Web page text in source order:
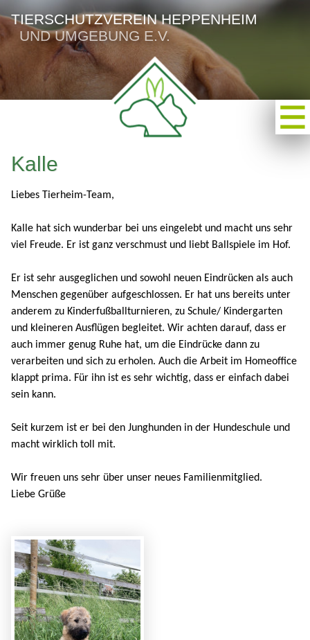
TIERSCHUTZVEREIN HEPPENHEIM
UND UMGEBUNG E.V.
Kalle
Liebes Tierheim-Team,
Kalle hat sich wunderbar bei uns eingelebt und macht uns sehr
viel Freude. Er ist ganz verschmust und liebt Ballspiele im Hof.
Er ist sehr ausgeglichen und sowohl neuen Eindrücken als auch
Menschen gegenüber aufgeschlossen. Er hat uns bereits unter
anderem zu Kinderfußballturnieren, zu Schule/ Kindergarten
und kleineren Ausflügen begleitet. Wir achten darauf, dass er
auch immer genug Ruhe hat, um die Eindrücke dann zu
verarbeiten und sich zu erholen. Auch die Arbeit im Homeoffice
klappt prima. Für ihn ist es sehr wichtig, dass er einfach dabei
sein kann.
Seit kurzem ist er bei den Junghunden in der Hundeschule und
macht wirklich toll mit.
Wir freuen uns sehr über unser neues Familienmitglied.
Liebe Grüße